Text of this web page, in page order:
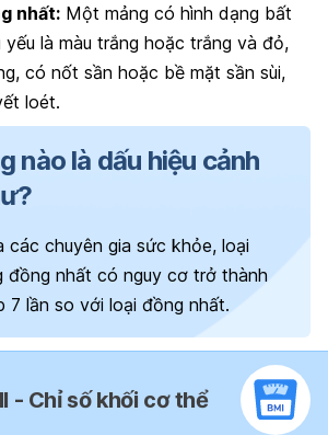
nhất: Một mảng có hình dạng bất
là màu trắng hoặc trắng và đỏ,
có nốt sần hoặc bề mặt sần sùi,
loét.
nào là dấu hiệu cảnh
các chuyên gia sức khỏe, loại
đồng nhất có nguy cơ trở thành
7 lần so với loại đồng nhất.
- Chỉ số khối cơ thể